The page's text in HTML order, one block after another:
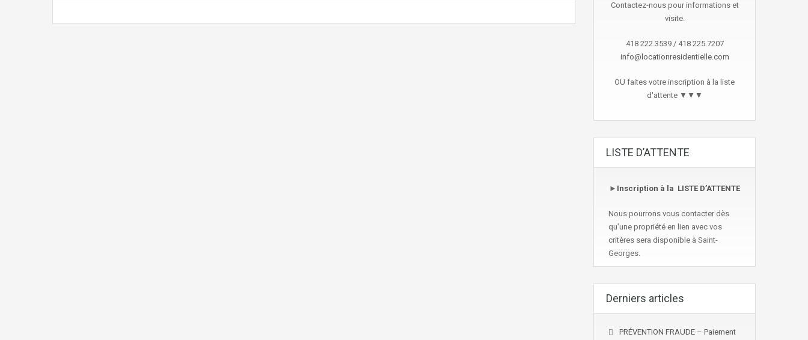
Contactez-nous pour informations et
visite.
418 222.3539 / 418 225.7207
info@locationresidentielle.com
OU faites votre inscription à la liste
d'attente ▼▼▼
LISTE D’ATTENTE
► Inscription à la LISTE D’ATTENTE
Nous pourrons vous contacter dès
qu’une propriété en lien avec vos
critères sera disponible à Saint-
Georges.
Derniers articles
PRÉVENTION FRAUDE – Paiement